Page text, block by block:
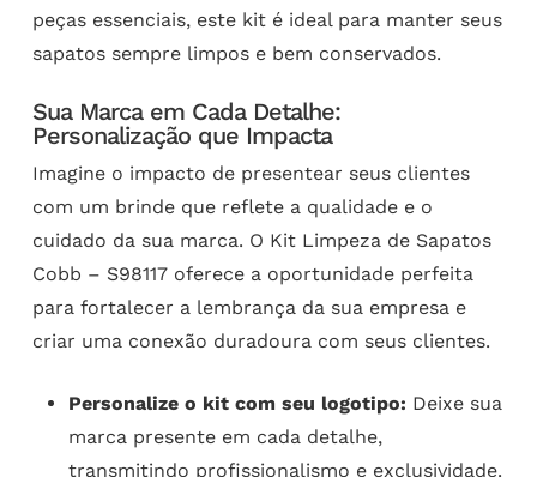
peças essenciais, este kit é ideal para manter seus
sapatos sempre limpos e bem conservados.
Sua Marca em Cada Detalhe:
Personalização que Impacta
Imagine o impacto de presentear seus clientes
com um brinde que reflete a qualidade e o
cuidado da sua marca. O Kit Limpeza de Sapatos
Cobb – S98117 oferece a oportunidade perfeita
para fortalecer a lembrança da sua empresa e
criar uma conexão duradoura com seus clientes.
Personalize o kit com seu logotipo: Deixe sua
marca presente em cada detalhe,
transmitindo profissionalismo e exclusividade.